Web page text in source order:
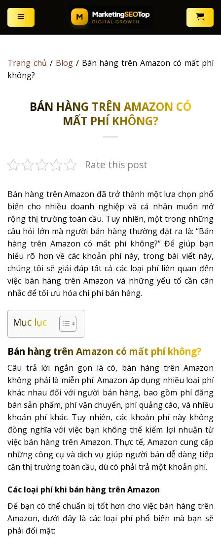
Skip
content
Trang chủ / Blog/ Bán hàng trên Amazon có mất phí
không?
BÁN HÀNG TRÊN AMAZON CÓ
MẤT PHÍ KHÔNG?
Rate this post
Bán hàng trên Amazon đã trở thành một lựa chọn phổ
biến cho nhiều doanh nghiệp và cá nhân muốn mở
rộng thị trường toàn cầu. Tuy nhiên, một trong những
câu hỏi lớn mà người bán hàng thường đặt ra là: “Bán
hàng trên Amazon có mất phí không?” Để giúp bạn
hiểu rõ hơn về các khoản phí này, trong bài viết này,
chúng tôi sẽ giải đáp tất cả các loại phí liên quan đến
việc bán hàng trên Amazon và những yếu tố cần cân
nhắc để tối ưu hóa chi phí bán hàng.
Mục lục
Bán hàng trên Amazon có mất phí không?
Câu trả lời ngắn gọn là có, bán hàng trên Amazon
không phải là miễn phí. Amazon áp dụng nhiều loại phí
khác nhau đối với người bán hàng, bao gồm phí đăng
bán sản phẩm, phí vận chuyển, phí quảng cáo, và nhiều
khoản phí khác. Tuy nhiên, các khoản phí này không
đồng nghĩa với việc bạn không thể kiếm lợi nhuận từ
việc bán hàng trên Amazon. Thực tế, Amazon cung cấp
những công cụ và dịch vụ giúp người bán dễ dàng tiếp
cận thị trường toàn cầu, dù có phải trả một khoản phí.
Các loại phí khi bán hàng trên Amazon
Để bạn có thể chuẩn bị tốt hơn cho việc bán hàng trên
Amazon, dưới đây là các loại phí phổ biến mà bạn sẽ
phải đối mặt: